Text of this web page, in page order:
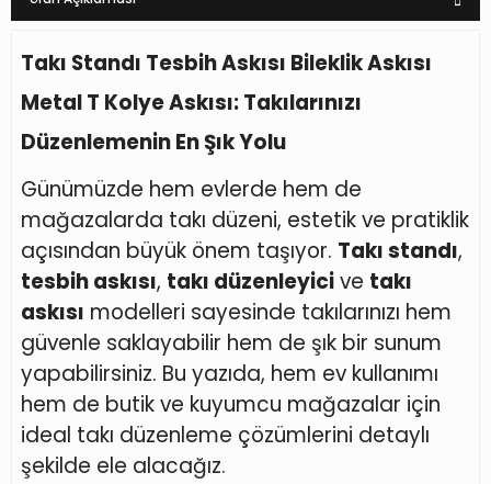
Takı Standı Tesbih Askısı Bileklik Askısı
Metal T Kolye Askısı: Takılarınızı
Düzenlemenin En Şık Yolu
Günümüzde hem evlerde hem de
mağazalarda takı düzeni, estetik ve pratiklik
açısından büyük önem taşıyor. Takı standı,
tesbih askısı, takı düzenleyicive takı
askısı modelleri sayesinde takılarınızı hem
güvenle saklayabilir hem de şık bir sunum
yapabilirsiniz. Bu yazıda, hem ev kullanımı
hem de butik ve kuyumcu mağazalar için
ideal takı düzenleme çözümlerini detaylı
şekilde ele alacağız.